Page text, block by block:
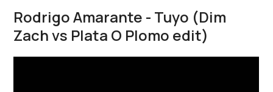
Rodrigo Amarante - Tuyo (Dim
Zach vs Plata O Plomo edit)